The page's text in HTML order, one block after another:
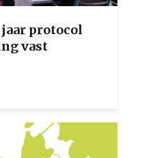
jaar protocol
vast